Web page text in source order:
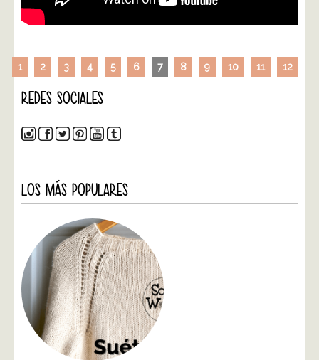
1 2 3 4 5 6 7 8 9 10 11 12
REDES SOCIALES
LOS MÁS POPULARES